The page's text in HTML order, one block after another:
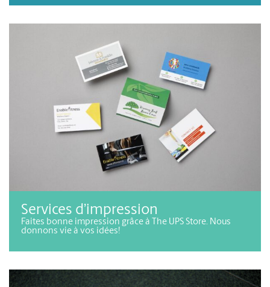
Services d’impression
Faites bonne impression grâce à The UPS Store. Nous
donnons vie à vos idées!